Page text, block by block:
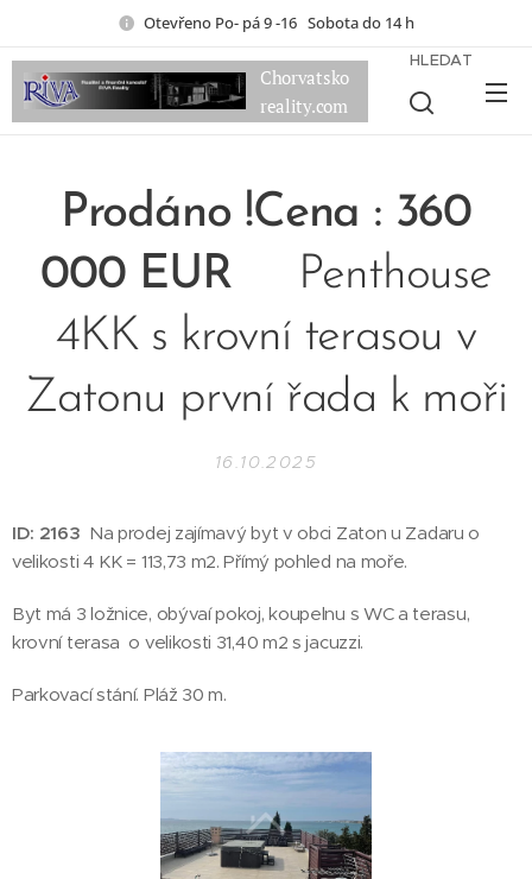
Otevřeno Po- pá 9 -16 Sobota do 14 h
Chorvatsko
reality.com
HLEDAT
Prodáno !Cena : 360
000 EUR
Penthouse
4KK s krovní terasou v
Zatonu první řada k moři
16.10.2025
ID: 2163 Na prodej zajímavý byt v obci Zaton u Zadaru o
velikosti 4 KK = 113,73 m2. Přímý pohled na moře.
Byt má 3 ložnice, obývaí pokoj, koupelnu s WC a terasu,
krovní terasa o velikosti 31,40 m2 s jacuzzi.
Parkovací stání. Pláž 30 m.